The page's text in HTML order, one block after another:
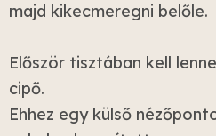
majd kikecmeregni belőle.
Először tisztában kell
cipő.
Ehhez egy külső